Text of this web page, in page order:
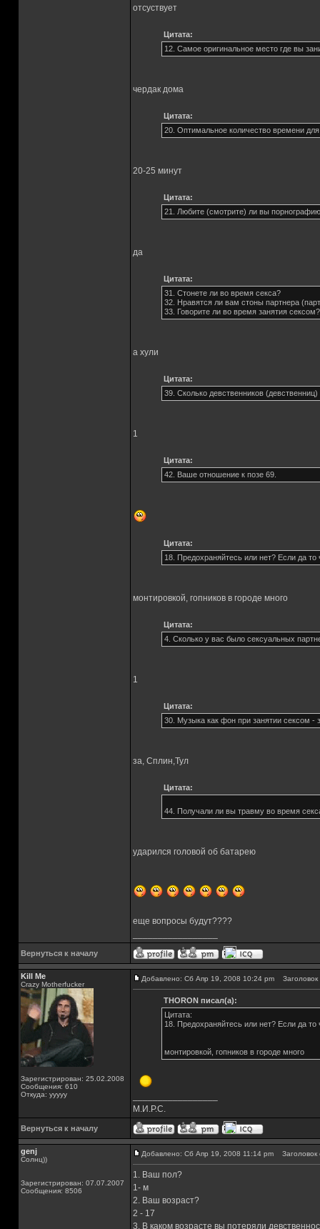
отсуствует
Цитата:
12. Самое оригинальное место где вы
чердак дома
Цитата:
20. Оптимальное количество времени
20-25 минут
Цитата:
21. Любите (смотрите) ли вы
да
Цитата:
31. Стонете ли во время секса?
32. Нравятся ли вам стоны партнера
33. Говорите ли во время занятия сексом?
а хули
Цитата:
39. Сколько девственников
1
Цитата:
42. Ваше отношение к позе 69.
Цитата:
18. Предохраняйтесь или нет? Если да то
монтировкой, гопников в городе много
Цитата:
4. Сколько у вас было сексуальных
1
Цитата:
30. Музыка как фон при занятии сексом -
за, Сплин,Тул
Цитата:
44. Получали ли вы травму во время
ударился головой об батарею
еще вопросы будут????
Вернуться к началу
Kill Me
Crazy Motherfucker
Зарегистрирован: 25.02.2008
Сообщения: 610
Откуда: ууууу
Добавлено: Сб Апр 19, 2008 10:24 pm
THORON писал(а):
Цитата:
18. Предохраняйтесь или нет? Если да то
монтировкой, гопников в городе много
М.И.Р.С.
Вернуться к началу
genj
Солнц))
Зарегистрирован: 07.07.2007
Сообщения: 8506
Добавлено: Сб Апр 19, 2008 11:14 pm Заголовок
1. Ваш пол?
1- м
2. Ваш возраст?
2 - 17
3. В каком возрасте вы потеряли